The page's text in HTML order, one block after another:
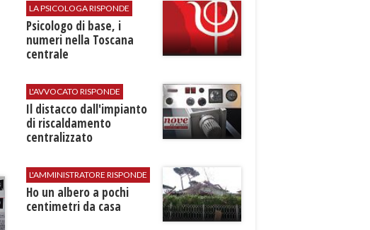
LA PSICOLOGA RISPONDE
Psicologo di base, i
numeri nella Toscana
centrale
L'AVVOCATO RISPONDE
Il distacco dall'impianto
di riscaldamento
centralizzato
L'AMMINISTRATORE RISPONDE
Ho un albero a pochi
centimetri da casa